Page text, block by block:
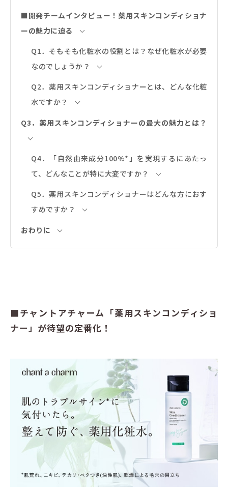
■開発チームインタビュー！薬用スキンコンディショナ
ーの魅力に迫る
Q1．そもそも化粧水の役割とは？なぜ化粧水が必要
なのでしょうか？
Q2．薬用スキンコンディショナーとは、どんな化粧
水ですか？
Q3．薬用スキンコンディショナーの最大の魅力とは？
Q4．「自然由来成分100%*」を実現するにあたっ
て、どんなことが特に大変ですか？
Q5．薬用スキンコンディショナーはどんな方におす
すめですか？
おわりに
■チャントアチャーム「薬用スキンコンディショ
ナー」が待望の定番化！